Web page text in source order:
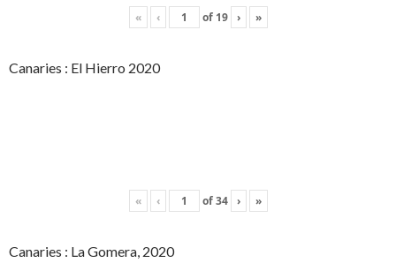
« ‹ of 19 › »
Canaries : El Hierro 2020
« ‹ of34 › »
Canaries : La Gomera, 2020